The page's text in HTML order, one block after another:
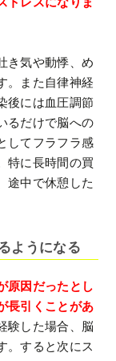
き気や動悸、め
。また自律神経
後には血圧調節
るだけで脳への
してフラフラ感
特に長時間の買
途中で休憩した
ようになる
原因だったとし
長引くことがあ
験した場合、脳
。すると次にス